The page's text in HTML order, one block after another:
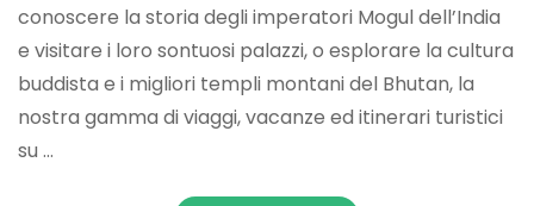
conoscere la storia degli imperatori Mogul dell’India
e visitare i loro sontuosi palazzi, o esplorare la cultura
buddista e i migliori templi montani del Bhutan, la
nostra gamma di viaggi, vacanze ed itinerari turistici
su …